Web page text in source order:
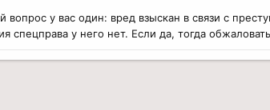
вопрос у вас один: вред взыскан в связи с
спецправа у него нет. Если да, тогда